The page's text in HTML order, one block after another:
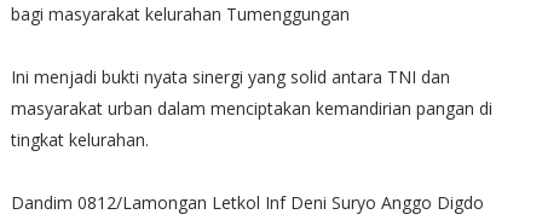
bagi masyarakat kelurahan Tumenggungan
Ini menjadi bukti nyata sinergi yang solid antara TNI dan
masyarakat urban dalam menciptakan kemandirian pangan di
tingkat kelurahan.​
​Dandim 0812/Lamongan Letkol Inf Deni Suryo Anggo Digdo